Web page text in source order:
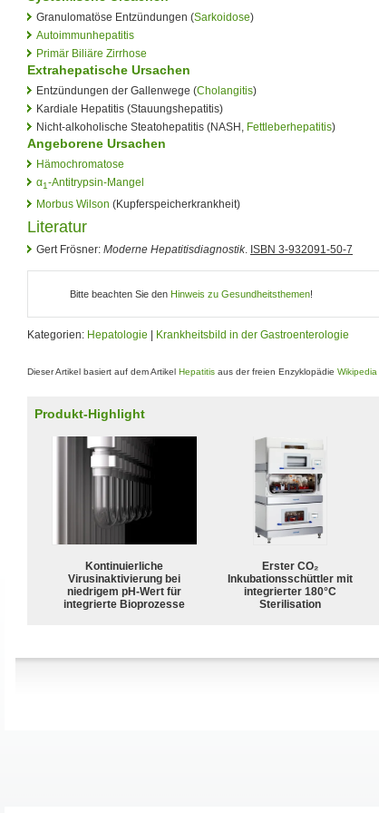
Granulomatöse Entzündungen (Sarkoidose)
Autoimmunhepatitis
Primär Biliäre Zirrhose
Extrahepatische Ursachen
Entzündungen der Gallenwege (Cholangitis)
Kardiale Hepatitis (Stauungshepatitis)
Nicht-alkoholische Steatohepatitis (NASH, Fettleberhepatitis)
Angeborene Ursachen
Hämochromatose
α1-Antitrypsin-Mangel
Morbus Wilson (Kupferspeicherkrankheit)
Literatur
Gert Frösner: Moderne Hepatitisdiagnostik. ISBN 3-932091-50-7
Bitte beachten Sie den Hinweis zu Gesundheitsthemen!
Kategorien: Hepatologie | Krankheitsbild in der Gastroenterologie
Dieser Artikel basiert auf dem Artikel Hepatitis aus der freien Enzyklopädie Wikipedia
Produkt-Highlight
Kontinuierliche
Virusinaktivierung bei
niedrigem pH-Wert für
integrierte Bioprozesse
Erster CO₂
Inkubationsschüttler mit
integrierter 180°C
Sterilisation